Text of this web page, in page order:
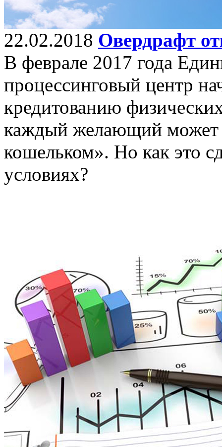
22.02.2018 Овердрафт
В феврале 2017 года
процессинговый центр
кредитованию
каждый желающий может
кошельком». Но как это
условиях?